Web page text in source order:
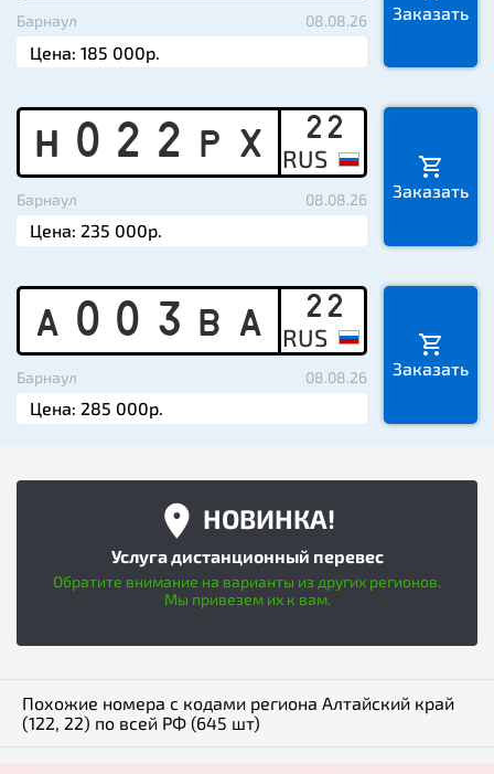
Барнаул 08.08.26 Заказать
H 0 2 2 P X 22
Барнаул 08.08.26 Заказать
A 0 0 3 B A 22
Барнаул 08.08.26 Заказать
НОВИНКА!
Услуга дистанционный перевес
Обратите внимание на варианты из других регионов.
Мы привезем их к вам.
Похожие номера с кодами региона Алтайский край
(122, 22) по всей РФ (645 шт)